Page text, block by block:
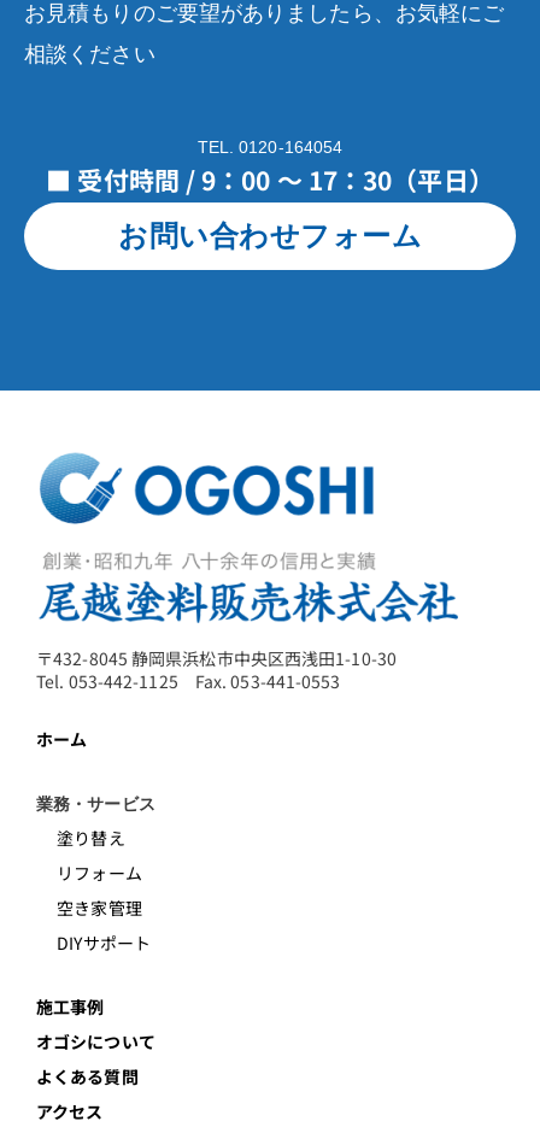
お見積もりのご要望がありましたら、お気軽にご
相談ください
TEL. 0120-164054
■ 受付時間 / 9：00 ～ 17：30（平日）
お問い合わせフォーム
〒432-8045 静岡県浜松市中央区西浅田1-10-30
Tel. 053-442-1125 Fax. 053-441-0553
ホーム
業務・サービス
塗り替え
リフォーム
空き家管理
DIYサポート
施工事例
オゴシについて
よくある質問
アクセス